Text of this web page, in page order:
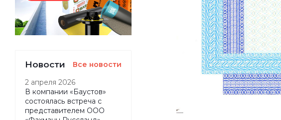
Новости Все новости
2 апреля 2026
В компании «Баустов»
состоялась встреча с
представителем ООО